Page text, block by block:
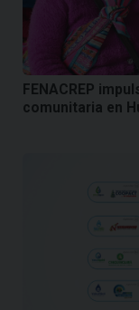
FENACREP
comunitaria en